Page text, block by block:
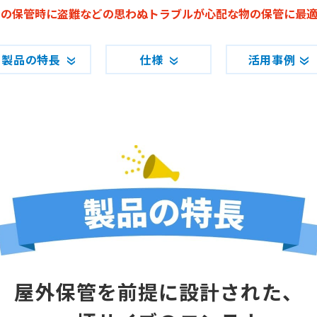
保管時に盗難などの思わぬトラブルが心配な物の保管に最
製品の特長 仕様 活用事例
屋外保管を前提に設計された、